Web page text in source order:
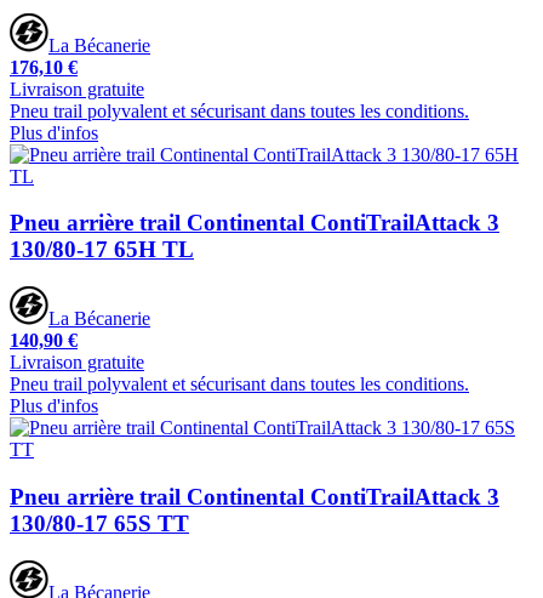
La Bécanerie
176,10 €
Livraison gratuite
Pneu trail polyvalent et sécurisant dans toutes les conditions.
Plus d'infos
Pneu arrière trail Continental ContiTrailAttack 3
130/80-17 65H TL
La Bécanerie
140,90 €
Livraison gratuite
Pneu trail polyvalent et sécurisant dans toutes les conditions.
Plus d'infos
Pneu arrière trail Continental ContiTrailAttack 3
130/80-17 65S TT
La Bécanerie